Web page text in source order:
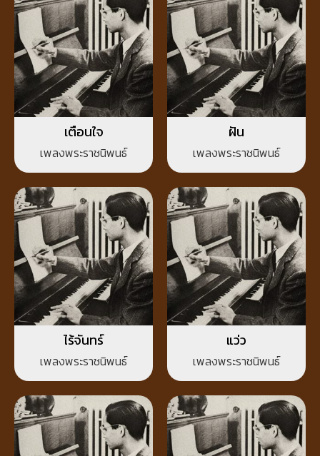
เตือนใจ
เพลงพระราชนิพนธ์
ฝัน
เพลงพระราชนิพนธ์
ไร้จันทร์
เพลงพระราชนิพนธ์
แว่ว
เพลงพระราชนิพนธ์